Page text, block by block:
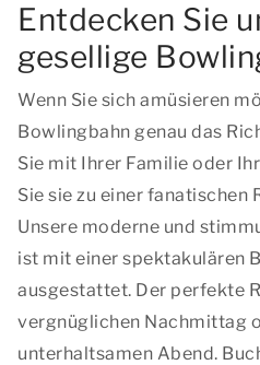
Entdecken Sie
gesellige
Wenn Sie sich amüsieren
Bowlingbahn genau das
Sie mit Ihrer Familie oder
Sie sie zu einer fanatischen
Unsere moderne und
ist mit einer spektakulären
ausgestattet. Der perfekte
vergnüglichen Nachmittag
unterhaltsamen Abend.